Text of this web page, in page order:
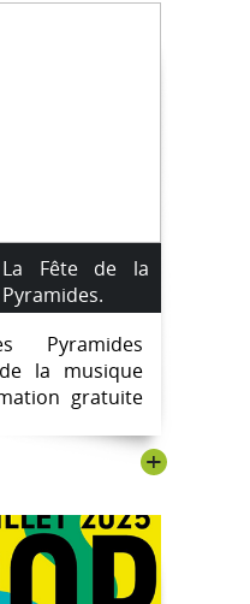
La Fête de la
Pyramides
la musique
gratuite
+